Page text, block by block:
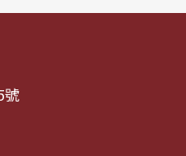
號